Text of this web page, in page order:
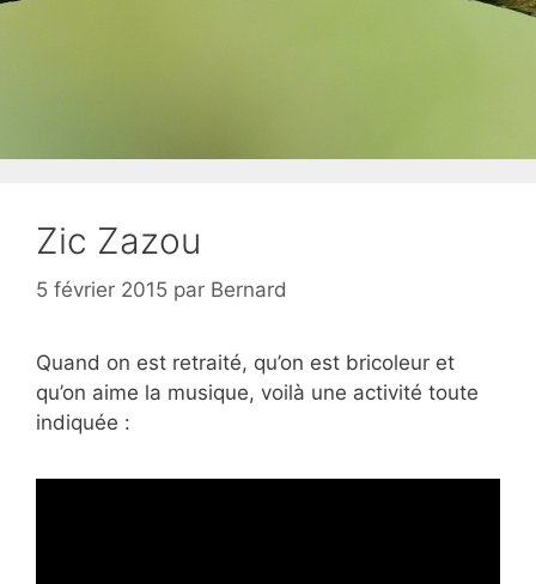
Zic Zazou
5 février 2015 par Bernard
Quand on est retraité, qu’on est bricoleur et
qu’on aime la musique, voilà une activité toute
indiquée :